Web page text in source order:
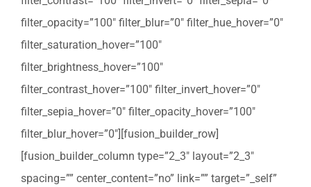
filter_opacity=”100″ filter_blur=”0″ filter_hue_hover=”0″
filter_saturation_hover=”100″
filter_brightness_hover=”100″
filter_contrast_hover=”100″ filter_invert_hover=”0″
filter_sepia_hover=”0″ filter_opacity_hover=”100″
filter_blur_hover=”0″][fusion_builder_row]
[fusion_builder_column type=”2_3″ layout=”2_3″
spacing=”” center_content=”no” link=”” target=”_self”